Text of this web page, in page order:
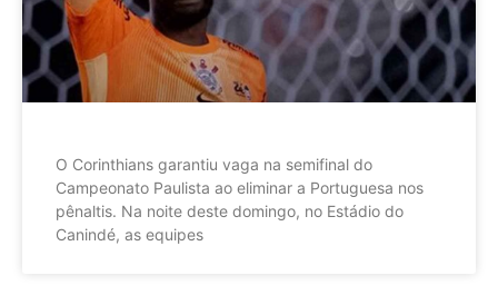
O Corinthians garantiu vaga na semifinal do
Campeonato Paulista ao eliminar a Portuguesa nos
pênaltis. Na noite deste domingo, no Estádio do
Canindé, as equipes